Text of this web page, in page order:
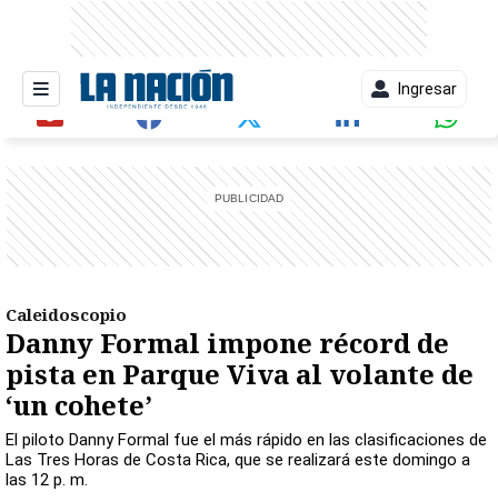
Ingresar
Caleidoscopio
Danny Formal impone récord de
pista en Parque Viva al volante de
‘un cohete’
El piloto Danny Formal fue el más rápido en las clasificaciones de
Las Tres Horas de Costa Rica, que se realizará este domingo a
las 12 p. m.